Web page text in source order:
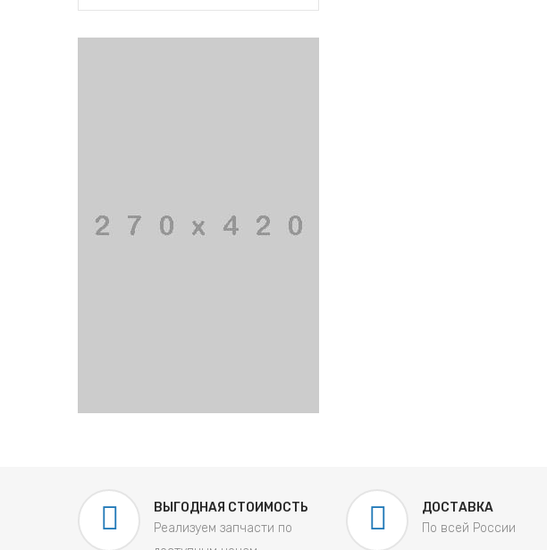
ВЫГОДНАЯ СТОИМОСТЬ
Реализуем запчасти по
ДОСТАВКА
По всей России